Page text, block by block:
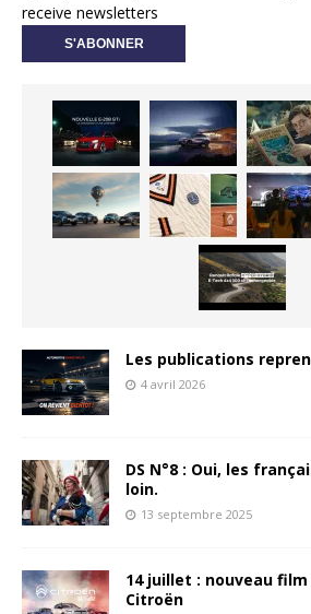
receive newsletters
Les publications
4 avril 2026
DS N°8 : Oui, les
loin.
13 septembre 2025
14 juillet : nouveau
Citroën